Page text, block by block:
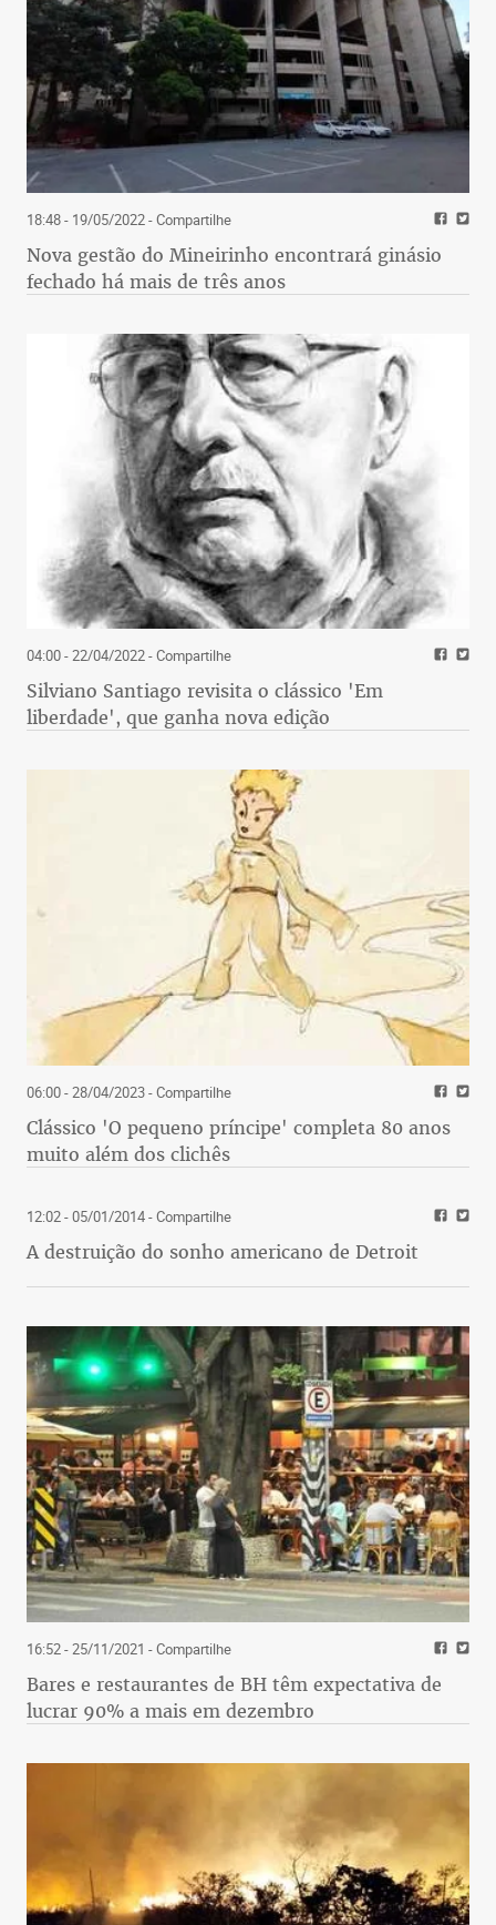
18:48 - 19/05/2022- Compartilhe
Nova gestão do Mineirinho encontrará ginásio
fechado há mais de três anos
04:00 - 22/04/2022- Compartilhe
Silviano Santiago revisita o clássico 'Em
liberdade', que ganha nova edição
06:00 - 28/04/2023- Compartilhe
Clássico 'O pequeno príncipe' completa 80 anos
muito além dos clichês
12:02 - 05/01/2014- Compartilhe
A destruição do sonho americano de Detroit
16:52 - 25/11/2021 - Compartilhe
Bares e restaurantes de BH têm expectativa de
lucrar 90% a mais em dezembro